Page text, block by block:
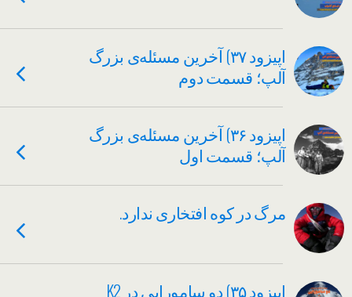
اپیزود ۳۷) آخرین مسئله‌ی بزرگ
آلپ؛ قسمت دوم
اپیزود ۳۶) آخرین مسئله‌ی بزرگ
آلپ؛ قسمت اول
مرگ در کوه افتخاری ندارد.
اپیزود ۳۵) دو سامورایی در K2